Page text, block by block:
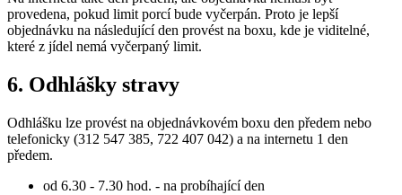
provedena, pokud limit porcí bude vyčerpán. Proto je lepší
objednávku na následující den provést na boxu, kde je viditelné,
které z jídel nemá vyčerpaný limit.
6. Odhlášky stravy
Odhlášku lze provést na objednávkovém boxu den předem nebo
telefonicky (312 547 385, 722 407 042) a na internetu 1 den
předem.
od 6.30 - 7.30 hod. - na probíhající den